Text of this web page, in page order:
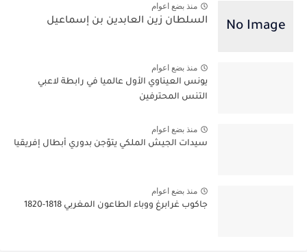
منذ بضع اعوام
السلطان زين العابدين بن إسماعيل
منذ بضع اعوام
يونس العيناوي الأول عالميا في رابطة لاعبي
التنس المحترفين
منذ بضع اعوام
سيدات الجيش الملكي يتوّجن بدوري أبطال إفريقيا
منذ بضع اعوام
جاكوب غرابرغ ووباء الطاعون المغربي 1818-1820